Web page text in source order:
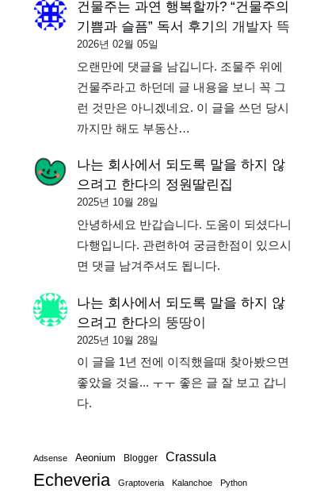
건물주는 과연 행복할까? “건물주의
기쁨과 슬픔” 독서 후기 의 개발자 뜩
2026년 02월 05일
오랜만에 댓글을 남깁니다. 조물주 위에
건물주라고 하던데 글 내용을 보니 꼭 그
런 것만은 아니겠네요. 이 글을 쓰던 당시
까지만 해도 부동산…
나는 회사에서 되도록 말을 하지 않
으려고 한다의 정원딸린집
2025년 10월 28일
안녕하세요 반갑습니다. 도움이 되셨다니
다행입니다. 관련하여 궁금한점이 있으시
면 댓글 남겨주셔도 됩니다.
나는 회사에서 되도록 말을 하지 않
으려고 한다의 뚱땅이
2025년 10월 28일
이 글을 1년 전에 이직했을때 찾아봤으면
좋았을 것을... ㅜㅜ 좋은 글 잘 보고 갑니
다.
Adsense Aeonium Blogger Crassula
Echeveria Graptoveria Kalanchoe Python